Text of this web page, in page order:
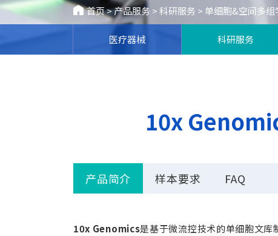
首页>产品服务 >科研服务 > 单细胞&空间多组
医疗器械 科研服务
10x
产品简介 样本要求 FAQ
10x Genomics是基于微流控技术的单细胞文